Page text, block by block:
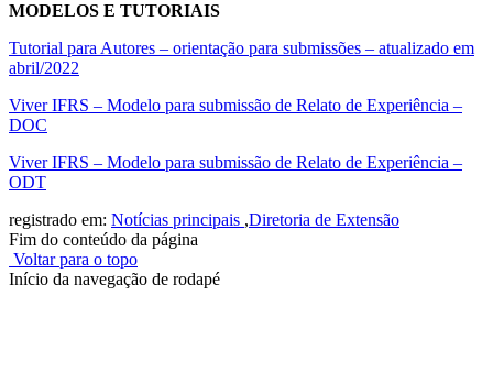
MODELOS E TUTORIAIS
Tutorial para Autores – orientação para submissões – atualizado em
abril/2022
Viver IFRS – Modelo para submissão de Relato de Experiência –
DOC
Viver IFRS – Modelo para submissão de Relato de Experiência –
ODT
registrado em: Notícias principais ,Diretoria de Extensão
Fim do conteúdo da página
Voltar para o topo
Início da navegação de rodapé